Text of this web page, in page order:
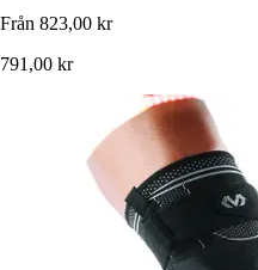
Från 823,00 kr
791,00 kr